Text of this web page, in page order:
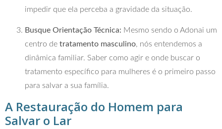
impedir que ela perceba a gravidade da situação.
Busque Orientação Técnica: Mesmo sendo o Adonai um
centro de tratamento masculino, nós entendemos a
dinâmica familiar. Saber como agir e onde buscar o
tratamento específico para mulheres é o primeiro passo
para salvar a sua família.
A Restauração do Homem para
Salvar o Lar